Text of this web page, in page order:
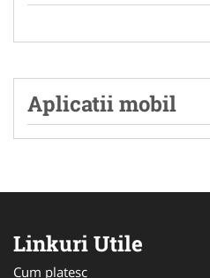
Aplicatii mobil
Linkuri Utile
Cum platesc